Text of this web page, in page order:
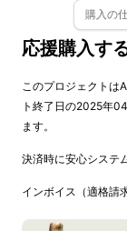
応援購入す
購入の
このプロジェクトは
ト終了日の2025年
ます。
決済時に安心システ
インボイス（適格請